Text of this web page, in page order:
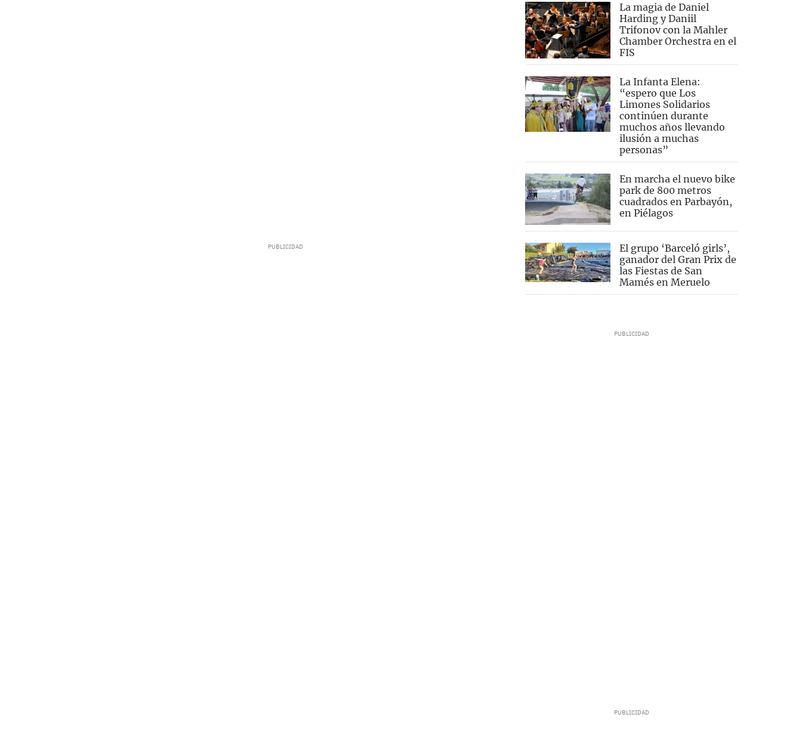
La magia de Daniel
Harding y Daniil
Trifonov con la Mahler
Chamber Orchestra en el
FIS
La Infanta Elena:
“espero que Los
Limones Solidarios
continúen durante
muchos años llevando
ilusión a muchas
personas”
En marcha el nuevo bike
park de 800 metros
cuadrados en Parbayón,
en Piélagos
El grupo ‘Barceló girls’,
ganador del Gran Prix de
las Fiestas de San
Mamés en Meruelo